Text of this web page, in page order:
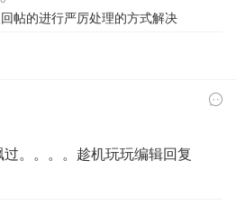
帖的进行严厉处理的方式解决
。。。。趁机玩玩编辑回复